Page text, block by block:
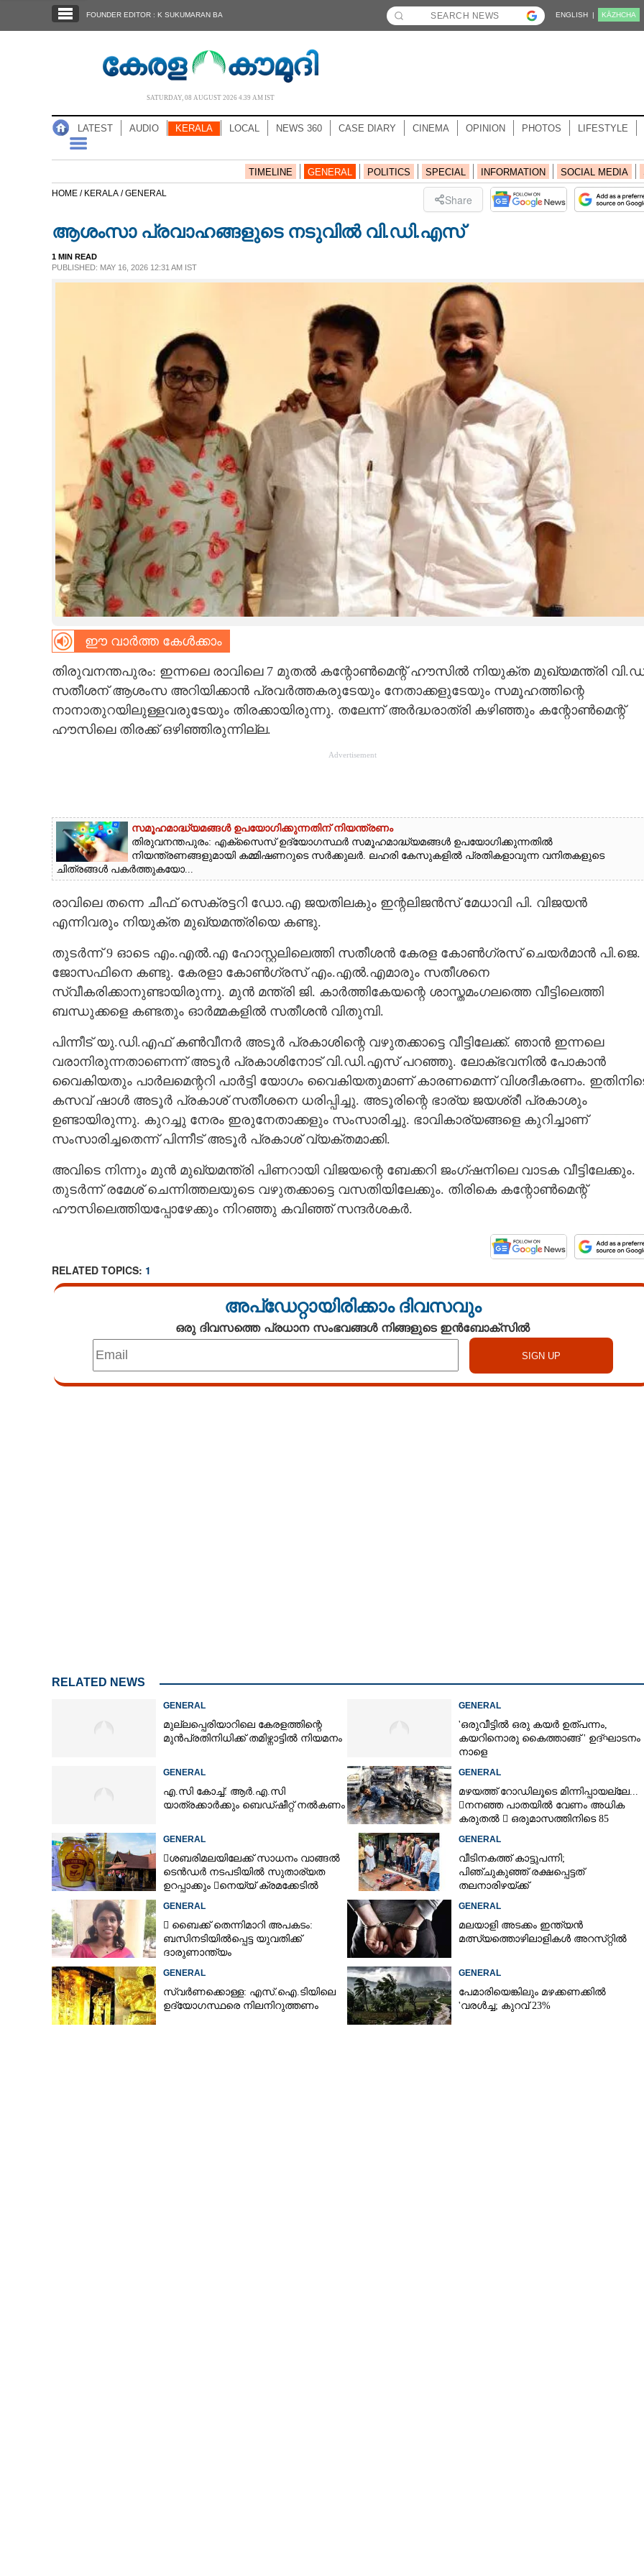
NOTIFIED NEWS
CARTOONS
LITERATURE
FOUNDER EDITOR : K SUKUMARAN BA ENGLISH | KĀZHCHA
SATURDAY, 08 AUGUST 2026 4.39 AM IST
LATEST AUDIO KERALA LOCAL NEWS 360 CASE DIARY CINEMA OPINION PHOTOS LIFESTYLE
TIMELINE GENERAL POLITICS SPECIAL INFORMATION SOCIAL MEDIA
HOME / KERALA /GENERAL Share
ആശംസാ പ്രവാഹങ്ങളുടെ നടുവിൽ വി.ഡി.എസ്
1 MIN READ
PUBLISHED: MAY 16, 2026 12:31 AM IST
ഈ വാർത്ത കേൾക്കാം
തിരുവനന്തപുരം: ഇന്നലെ രാവിലെ 7 മുതൽ കന്റോൺമെന്റ് ഹൗസിൽ നിയുക്ത മുഖ്യമന്ത്രി
സതീശന് ആശംസ അറിയിക്കാൻ പ്രവർത്തകരുടേയും നേതാക്കളുടേയും സമൂഹത്തിന്റെ
നാനാതുറയിലുള്ളവരുടേയും തിരക്കായിരുന്നു. തലേന്ന് അർദ്ധരാത്രി കഴിഞ്ഞും കന്റോൺമെന്റ്
ഹൗസിലെ തിരക്ക് ഒഴിഞ്ഞിരുന്നില്ല.
Advertisement
സമൂഹമാദ്ധ്യമങ്ങൾ ഉപയോഗിക്കുന്നതിന് നിയന്ത്രണം
തിരുവനന്തപുരം: എക്സൈസ് ഉദ്യോഗസ്ഥർ സമൂഹമാദ്ധ്യമങ്ങൾ ഉപയോഗിക്കുന്നതിൽ
നിയന്ത്രണങ്ങളുമായി കമ്മിഷണറുടെ സർക്കുലർ. ലഹരി കേസുകളിൽ പ്രതികളാവുന്ന വനിതകളുടെ
ചിത്രങ്ങൾ പകർത്തുകയോ...
രാവിലെ തന്നെ ചീഫ് സെക്രട്ടറി ഡോ.എ ജയതിലകും ഇന്റലിജൻസ് മേധാവി പി. വിജയൻ
എന്നിവരും നിയുക്ത മുഖ്യമന്ത്രിയെ കണ്ടു.
തുടർന്ന് 9 ഓടെ എം.എൽ.എ ഹോസ്റ്റലിലെത്തി സതീശൻ കേരള കോൺഗ്രസ് ചെയർമാൻ പി.ജെ.
ജോസഫിനെ കണ്ടു. കേരളാ കോൺഗ്രസ് എം.എൽ.എമാരും സതീശനെ
സ്വീകരിക്കാനുണ്ടായിരുന്നു. മുൻ മന്ത്രി ജി. കാർത്തികേയന്റെ ശാസ്തമംഗലത്തെ വീട്ടിലെത്തി
ബന്ധുക്കളെ കണ്ടതും ഓർമ്മകളിൽ സതീശൻ വിതുമ്പി.
പിന്നീട് യു.ഡി.എഫ് കൺവീനർ അടൂർ പ്രകാശിന്റെ വഴുതക്കാട്ടെ വീട്ടിലേക്ക്. ഞാൻ ഇന്നലെ
വരാനിരുന്നതാണെന്ന് അടൂർ പ്രകാശിനോട് വി.ഡി.എസ് പറഞ്ഞു. ലോക്‌ഭവനിൽ പോകാൻ
വൈകിയതും പാർലമെന്ററി പാർട്ടി യോഗം വൈകിയതുമാണ് കാരണമെന്ന് വിശദീകരണം.
കസവ് ഷാൾ അടൂർ പ്രകാശ് സതീശനെ ധരിപ്പിച്ചു. അടൂരിന്റെ ഭാര്യ ജയശ്രീ പ്രകാശും
ഉണ്ടായിരുന്നു. കുറച്ചു നേരം ഇരുനേതാക്കളും സംസാരിച്ചു. ഭാവികാര്യങ്ങളെ കുറിച്ചാണ്
സംസാരിച്ചതെന്ന് പിന്നീട് അടൂർ പ്രകാശ് വ്യക്തമാക്കി.
അവിടെ നിന്നും മുൻ മുഖ്യമന്ത്രി പിണറായി വിജയന്റെ ബേക്കറി ജംഗ്ഷനിലെ വാടക വീട്ടിലേക്കും.
തുടർന്ന് രമേശ് ചെന്നിത്തലയുടെ വഴുതക്കാട്ടെ വസതിയിലേക്കും. തിരികെ കന്റോൺമെന്റ്
ഹൗസിലെത്തിയപ്പോഴേക്കും നിറഞ്ഞു കവിഞ്ഞ് സന്ദർശകർ.
RELATED TOPICS: 1
അപ്ഡേറ്റായിരിക്കാം ദിവസവും
ഒരു ദിവസത്തെ പ്രധാന സംഭവങ്ങൾ നിങ്ങളുടെ ഇൻബോക്സിൽ
RELATED NEWS
GENERAL
മുല്ലപ്പെരിയാറിലെ കേരളത്തിന്റെ
മുൻപ്രതിനിധിക്ക് തമിഴ്നാട്ടിൽ നിയമനം
GENERAL
'ഒരുവീട്ടിൽ ഒരു കയർ ഉത്പന്നം,
കയറിനൊരു കൈത്താങ്ങ് ' ഉദ്ഘാടനം
നാളെ
GENERAL
എ.സി കോച്ച്: ആർ.എ.സി
യാത്രക്കാർക്കും ബെഡ്ഷീറ്റ് നൽകണം
GENERAL
മഴയത്ത് റോഡിലൂടെ മിന്നിപ്പായല്ലേ...
നനഞ്ഞ പാതയിൽ വേണം അധിക
കരുതൽ  ഒരുമാസത്തിനിടെ 85
GENERAL
ശബരിമലയിലേക്ക് സാധനം വാങ്ങൽ
ടെൻ‌ഡർ നടപടിയിൽ സുതാര്യത
ഉറപ്പാക്കും നെയ്യ് ക്രമക്കേടിൽ
GENERAL
വീടിനകത്ത് കാട്ടുപന്നി;
പിഞ്ചുകുഞ്ഞ് രക്ഷപ്പെട്ടത്
തലനാരിഴയ്ക്ക്
GENERAL
 ബൈക്ക് തെന്നിമാറി അപകടം:
ബസിനടിയിൽപ്പെട്ട യുവതിക്ക്
ദാരുണാന്ത്യം
GENERAL
മലയാളി അടക്കം ഇന്ത്യൻ
മത്സ്യത്തൊഴിലാളികൾ അറസ്‌റ്റിൽ
GENERAL
സ്വർണക്കൊള്ള: എസ്.ഐ.ടിയിലെ
ഉദ്യോഗസ്ഥരെ നിലനിറുത്തണം
GENERAL
പേമാരിയെങ്കിലും മഴക്കണക്കിൽ
'വരൾച്ച; കുറവ് 23%